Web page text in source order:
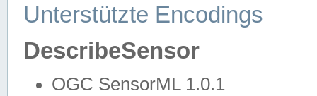
Unterstützte Encodings
DescribeSensor
OGC SensorML 1.0.1